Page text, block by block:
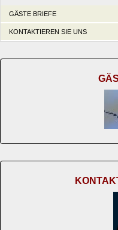
GÄSTE BRIEFE
KONTAKTIEREN SIE UNS